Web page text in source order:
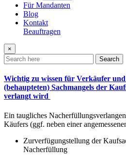
Für Mandanten
Blog
Kontakt
Beauftragen
×
Search
Wichtig zu wissen für Verkäufer
(behaupteten) Sachmangels der
verlangt wird
Ein taugliches
Käufers (ggf. neben einer
Zurverfügungstellung der
Nacherfüllung